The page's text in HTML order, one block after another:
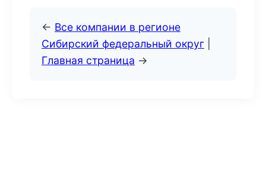
← Все компании в регионе
Сибирский федеральный округ
Главная страница →